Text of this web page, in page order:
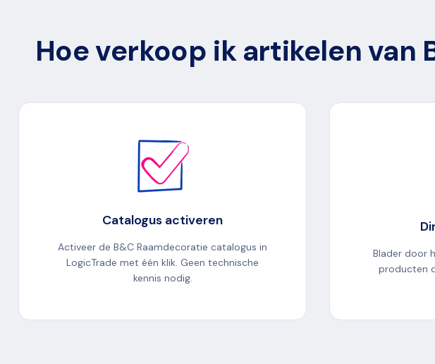
Hoe verkoop ik artikelen van
Catalogus activeren
Activeer de B&C Raamdecoratie catalogus in
LogicTrade met één klik. Geen technische
kennis nodig.
Blader door
producten